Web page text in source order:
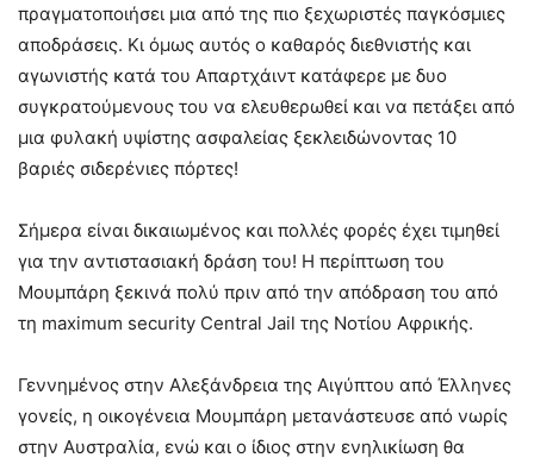
πραγματοποιήσει μια από της πιο ξεχωριστές παγκόσμιες
αποδράσεις. Κι όμως αυτός ο καθαρός διεθνιστής και
αγωνιστής κατά του Απαρτχάιντ κατάφερε με δυο
συγκρατούμενους του να ελευθερωθεί και να πετάξει από
μια φυλακή υψίστης ασφαλείας ξεκλειδώνοντας 10
βαριές σιδερένιες πόρτες!
Σήμερα είναι δικαιωμένος και πολλές φορές έχει τιμηθεί
για την αντιστασιακή δράση του! Η περίπτωση του
Μουμπάρη ξεκινά πολύ πριν από την απόδραση του από
τη maximum security Central Jail της Νοτίου Αφρικής.
Γεννημένος στην Αλεξάνδρεια της Αιγύπτου από Έλληνες
γονείς, η οικογένεια Μουμπάρη μετανάστευσε από νωρίς
στην Αυστραλία, ενώ και ο ίδιος στην ενηλικίωση θα